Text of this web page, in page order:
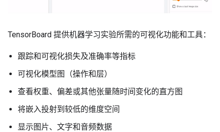
TensorBoard 提供机器学习实验所需的可视化功能和工具：
跟踪和可视化损失及准确率等指标
可视化模型图（操作和层）
查看权重、偏差或其他张量随时间变化的直方图
将嵌入投射到较低的维度空间
显示图片、文字和音频数据